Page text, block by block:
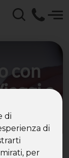
di
di
per
con
e
certo di